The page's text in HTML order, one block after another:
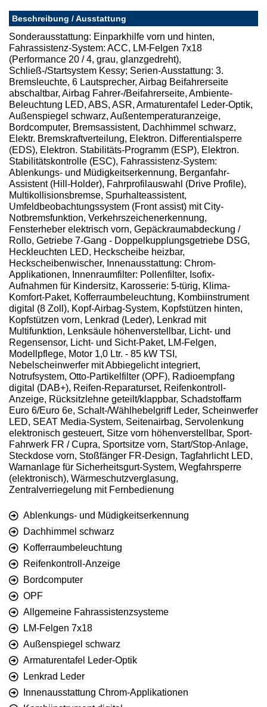
Beschreibung / Ausstattung
Sonderausstattung: Einparkhilfe vorn und hinten,
Fahrassistenz-System: ACC, LM-Felgen 7x18
(Performance 20 / 4, grau, glanzgedreht),
Schließ-/Startsystem Kessy; Serien-Ausstattung: 3.
Bremsleuchte, 6 Lautsprecher, Airbag Beifahrerseite
abschaltbar, Airbag Fahrer-/Beifahrerseite, Ambiente-
Beleuchtung LED, ABS, ASR, Armaturentafel Leder-Optik,
Außenspiegel schwarz, Außentemperaturanzeige,
Bordcomputer, Bremsassistent, Dachhimmel schwarz,
Elektr. Bremskraftverteilung, Elektron. Differentialsperre
(EDS), Elektron. Stabilitäts-Programm (ESP), Elektron.
Stabilitätskontrolle (ESC), Fahrassistenz-System:
Ablenkungs- und Müdigkeitserkennung, Berganfahr-
Assistent (Hill-Holder), Fahrprofilauswahl (Drive Profile),
Multikollisionsbremse, Spurhalteassistent,
Umfeldbeobachtungssystem (Front assist) mit City-
Notbremsfunktion, Verkehrszeichenerkennung,
Fensterheber elektrisch vorn, Gepäckraumabdeckung /
Rollo, Getriebe 7-Gang - Doppelkupplungsgetriebe DSG,
Heckleuchten LED, Heckscheibe heizbar,
Heckscheibenwischer, Innenausstattung: Chrom-
Applikationen, Innenraumfilter: Pollenfilter, Isofix-
Aufnahmen für Kindersitz, Karosserie: 5-türig, Klima-
Komfort-Paket, Kofferraumbeleuchtung, Kombiinstrument
digital (8 Zoll), Kopf-Airbag-System, Kopfstützen hinten,
Kopfstützen vorn, Lenkrad (Leder), Lenkrad mit
Multifunktion, Lenksäule höhenverstellbar, Licht- und
Regensensor, Licht- und Sicht-Paket, LM-Felgen,
Modellpflege, Motor 1,0 Ltr. - 85 kW TSI,
Nebelscheinwerfer mit Abbiegelicht integriert,
Notrufsystem, Otto-Partikelfilter (OPF), Radioempfang
digital (DAB+), Reifen-Reparaturset, Reifenkontroll-
Anzeige, Rücksitzlehne geteilt/klappbar, Schadstoffarm
Euro 6/Euro 6e, Schalt-/Wählhebelgriff Leder, Scheinwerfer
LED, SEAT Media-System, Seitenairbag, Servolenkung
elektronisch gesteuert, Sitze vorn höhenverstellbar, Sport-
Fahrwerk FR / Cupra, Sportsitze vorn, Start/Stop-Anlage,
Steckdose vorn, Stoßfänger FR-Design, Tagfahrlicht LED,
Warnanlage für Sicherheitsgurt-System, Wegfahrsperre
(elektronisch), Wärmeschutzverglasung,
Zentralverriegelung mit Fernbedienung
Ablenkungs- und Müdigkeitserkennung
Dachhimmel schwarz
Kofferraumbeleuchtung
Reifenkontroll-Anzeige
Bordcomputer
OPF
Allgemeine Fahrassistenzsysteme
LM-Felgen 7x18
Außenspiegel schwarz
Armaturentafel Leder-Optik
Lenkrad Leder
Innenausstattung Chrom-Applikationen